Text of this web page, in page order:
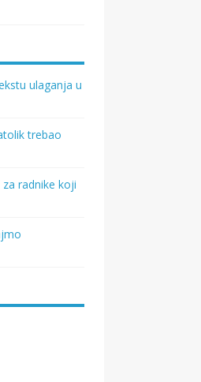
ulaganja u
trebao
radnike koji